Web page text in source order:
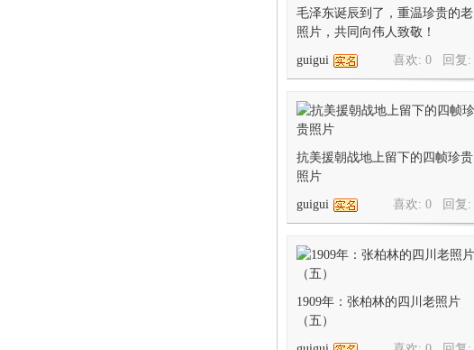
毛泽东诞辰到了，重温珍贵的老
照片，共同向伟人致敬！
喜欢: 0 回复:
guigui
抗美援朝战地上留下的四帧珍贵
照片
喜欢: 0 回复:
guigui
1909年：张柏林的四川老照片
（五）